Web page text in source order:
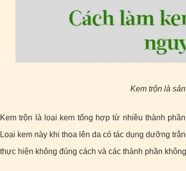
Kem trộn là
Kem trộn là loại kem tổng hợp từ nhiều thành
Loại kem này khi thoa lên da có tác dụng dưỡng
thực hiện không đúng cách và các thành phần